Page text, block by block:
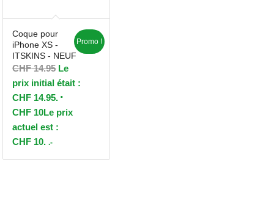
Coque pour
iPhone XS -
ITSKINS - NEUF
CHF14.95 Le
prix initial était :
CHF 14.95.
CHF 10Le prix
actuel est :
CHF 10. .-
Promo !